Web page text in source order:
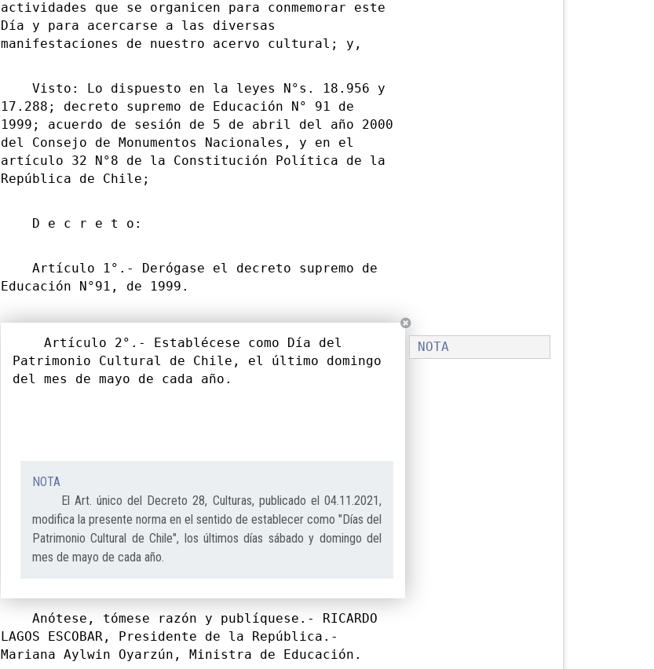
actividades que se organicen para conmemorar este
Día y para acercarse a las diversas
manifestaciones de nuestro acervo cultural; y,
Visto: Lo dispuesto en la leyes N°s. 18.956 y
17.288; decreto supremo de Educación N° 91 de
1999; acuerdo de sesión de 5 de abril del año 2000
del Consejo de Monumentos Nacionales, y en el
artículo 32 N°8 de la Constitución Política de la
República de Chile;
D e c r e t o:
Artículo 1°.- Derógase el decreto supremo de
Educación N°91, de 1999.
Artículo 2°.- Establécese como NOTA
Día del
Patrimonio Cultural de Chile, el último domingo
del mes de mayo de cada año.
NOTA
El Art. único del Decreto 28, Culturas, publicado el 04.11.2021,
modifica la presente norma en el sentido de establecer como "Días del
Patrimonio Cultural de Chile", los últimos días sábado y domingo del
mes de mayo de cada año.
Anótese, tómese razón y publíquese.- RICARDO
LAGOS ESCOBAR, Presidente de la República.-
Mariana Aylwin Oyarzún, Ministra de Educación.